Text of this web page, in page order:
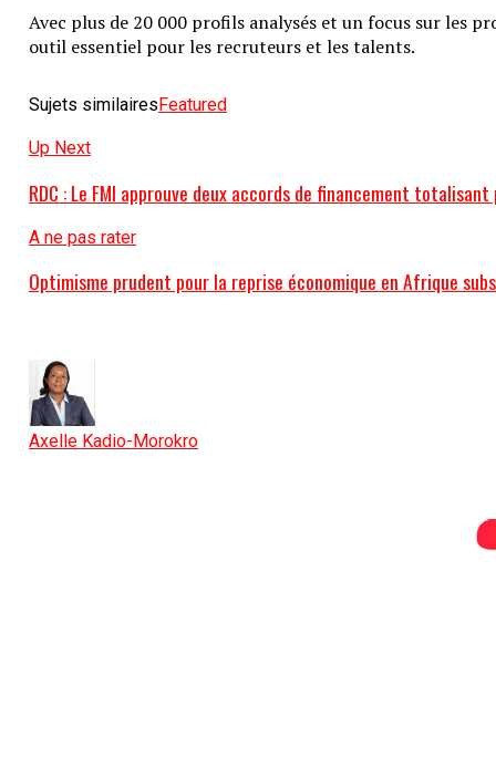
Avec plus de 20 000 profils analysés et un focus sur les
outil essentiel pour les recruteurs et les talents.
Sujets similaires Featured
Up Next
RDC : Le FMI approuve deux accords de financement
A ne pas rater
Optimisme prudent pour la reprise économique en Afrique
Axelle Kadio-Morokro